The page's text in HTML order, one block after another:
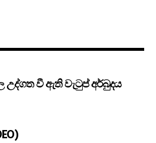
වී ඇති වැටුප් අර්බුදය